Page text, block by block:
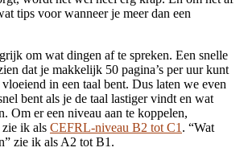
tips voor wanneer je meer dan een
om wat dingen af te spreken. Een snelle
dat je makkelijk 50 pagina’s per uur kunt
in een taal bent. Dus laten we even
bent als je de taal lastiger vindt en wat
Om er een niveau aan te koppelen,
zie ik als CEFRL-niveau B2 tot C1 . “Wat
zie ik als A2 tot B1.